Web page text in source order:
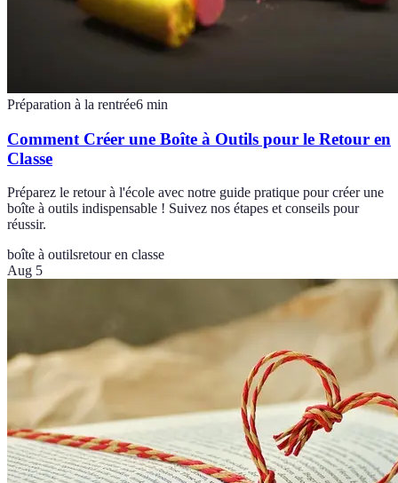
Préparation à la rentrée6 min
Comment Créer une Boîte à Outils pour le Retour en
Classe
Préparez le retour à l'école avec notre guide pratique pour créer une
boîte à outils indispensable ! Suivez nos étapes et conseils pour
réussir.
boîte à outilsretour en classe
Aug 5